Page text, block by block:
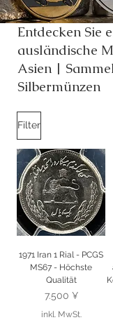
Entdecken Sie
ausländische
Asien |
Silbermünzen
Filter
1971 Iran 1 Rial - PCGS
MS67 - Höchste
Qualität
Preis
7.500 ¥
inkl. MwSt.